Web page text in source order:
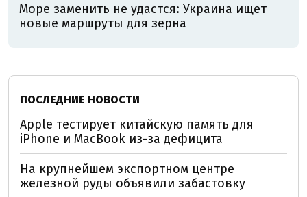
Море заменить не удастся: Украина ищет
новые маршруты для зерна
ПОСЛЕДНИЕ НОВОСТИ
Apple тестирует китайскую память для
iPhone и MacBook из-за дефицита
На крупнейшем экспортном центре
железной руды объявили забастовку